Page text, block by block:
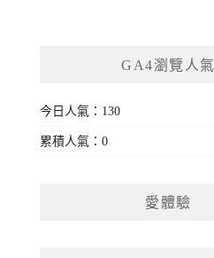
GA4瀏覽人氣
今日人氣：130
累積人氣：0
愛體驗